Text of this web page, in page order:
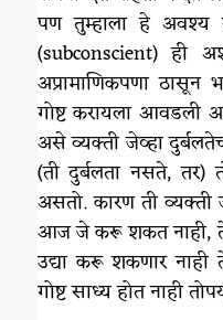
पण तुम्हाला हे अवश्य
(subconscient)
अप्रामाणिकपणा
गोष्ट करायला आवडली
असे व्यक्ती जेव्हा
(ती दुर्बलता नसते, तर)
असतो. कारण ती
आज जे करू शकत नाही,
उद्या करू शकणार
गोष्ट साध्य होत नाही